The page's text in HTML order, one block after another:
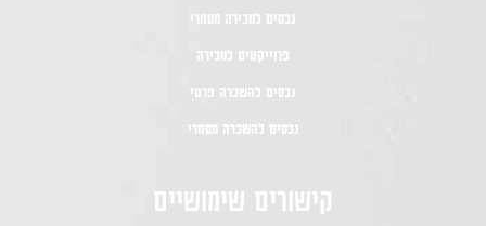
נכסים למכירה מסחרי
פרוייקטים למכירה
נכסים להשכרה פרטי
נכסים להשכרה מסחרי
קישורים שימושיים